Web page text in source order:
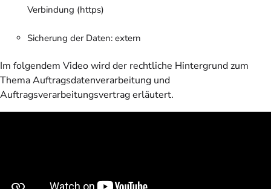
Verbindung (https)
Sicherung der Daten: extern
Im folgendem Video wird der rechtliche Hintergrund zum
Thema Auftragsdatenverarbeitung und
Auftragsverarbeitungsvertrag erläutert.